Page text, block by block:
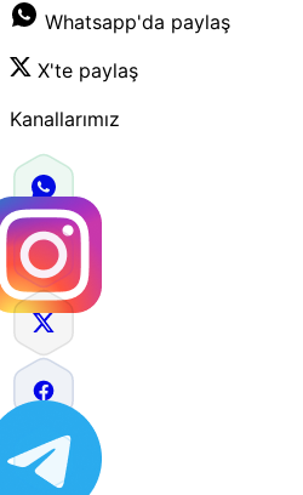
Whatsapp'da paylaş
X'te paylaş
Kanallarımız